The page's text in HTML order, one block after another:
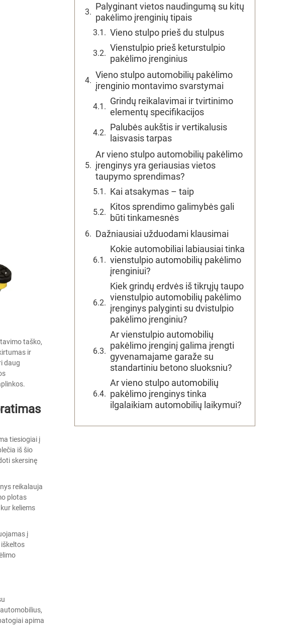
taško,
ir
daug
tiesiogiai į
iš šio
skersinę
reikalauja
plotas
keliems
į
apima
Palyginant vietos naudingumą su kitų
pakėlimo įrenginių tipais
Vieno stulpo prieš du stulpus
Vienstulpio prieš keturstulpio
pakėlimo įrenginius
Vieno stulpo automobilių pakėlimo
įrenginio montavimo svarstymai
Grindų reikalavimai ir tvirtinimo
elementų specifikacijos
Palubės aukštis ir vertikalusis
laisvasis tarpas
Ar vieno stulpo automobilių pakėlimo
įrenginys yra geriausias vietos
taupymo sprendimas?
Kai atsakymas – taip
Kitos sprendimo galimybės gali
būti tinkamesnės
Dažniausiai užduodami klausimai
Kokie automobiliai labiausiai tinka
vienstulpio automobilių pakėlimo
įrenginiui?
Kiek grindų erdvės iš tikrųjų taupo
vienstulpio automobilių pakėlimo
įrenginys palyginti su dvistulpio
pakėlimo įrenginiu?
Ar vienstulpio automobilių
pakėlimo įrenginį galima įrengti
gyvenamajame garaže su
standartiniu betono sluoksniu?
Ar vieno stulpo automobilių
pakėlimo įrenginys tinka
ilgalaikiam automobilių laikymui?